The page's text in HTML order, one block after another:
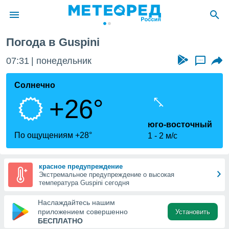
о
Вы можете
к этому
доступ
Погода в Guspini
07:31 понедельник ...
Солнечно
+26°
По ощущениям +28°
юго-восточный
1
2 м/с
красное предупреждение
Экстремальное предупреждение о высокая
температура Guspini сегодня
Наслаждайтесь нашим
приложением совершенно
БЕСПЛАТНО
Установить